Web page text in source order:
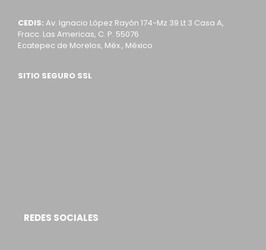
CEDIS: Av. Ignacio López Rayón 174-Mz 39 Lt 3 Casa A,
Fracc. Las Americas, C. P. 55076
Ecatepec de Morelos, Méx., México
SITIO SEGURO SSL
REDES SOCIALES